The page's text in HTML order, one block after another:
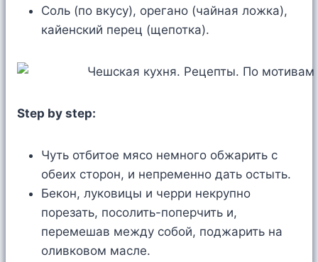
Соль (по вкусу), орегано (чайная ложка),
кайенский перец (щепотка).
Step by step:
Чуть отбитое мясо немного обжарить с
обеих сторон, и непременно дать остыть.
Бекон, луковицы и черри некрупно
порезать, посолить-поперчить и,
перемешав между собой, поджарить на
оливковом масле.